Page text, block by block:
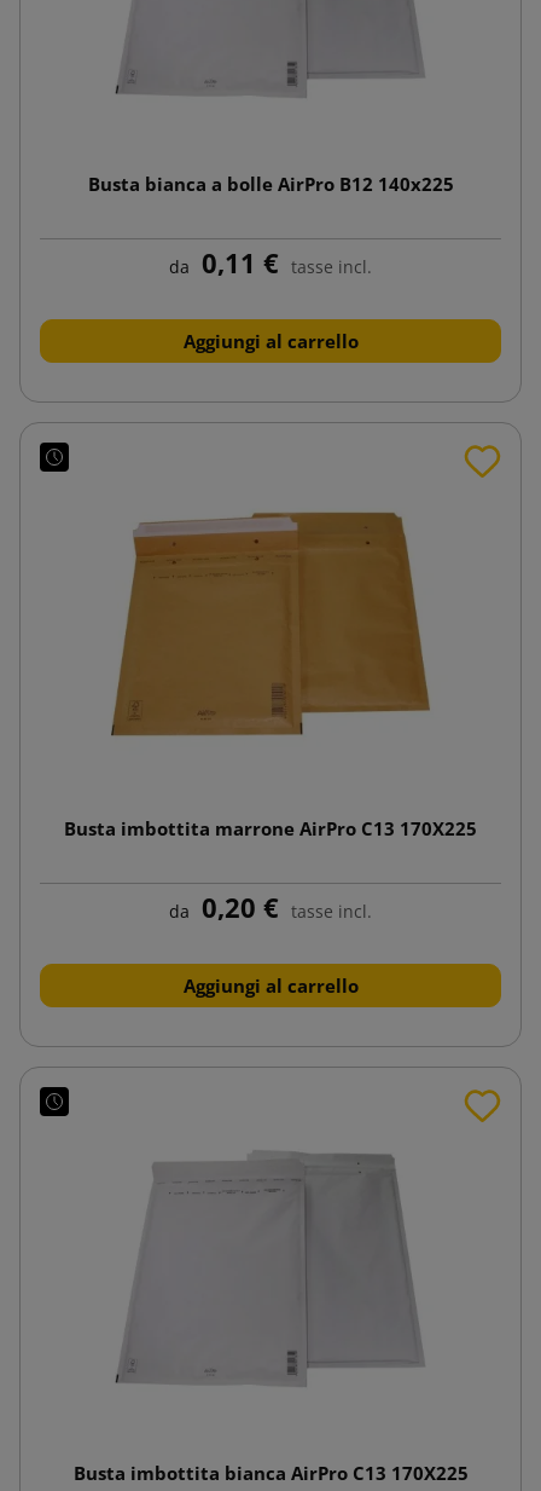
Busta bianca a bolle AirPro B12 140x225
da 0,11 € tasse incl.
Aggiungi al carrello
Busta imbottita marrone AirPro C13 170X225
da 0,20 € tasse incl.
Aggiungi al carrello
Busta imbottita bianca AirPro C13 170X225